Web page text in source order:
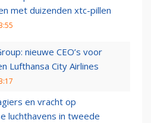
met duizenden xtc-pillen
nieuwe CEO’s voor
Lufthansa City Airlines
en vracht op
luchthavens in tweede